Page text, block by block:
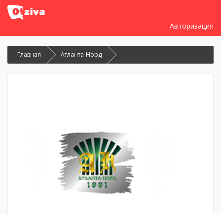
Авторизация
Главная Атланта-Норд